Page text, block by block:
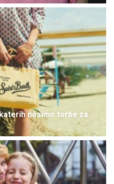
nosimo torbe za